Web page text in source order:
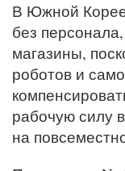
В Южной
без
магазины,
роботов и
рабочую силу
на